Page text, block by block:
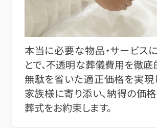
本当に必要な物品・サービス
とで、不透明な葬儀費用を徹底
無駄を省いた適正価格を実現
家族様に寄り添い、納得の価
葬式をお約束します。